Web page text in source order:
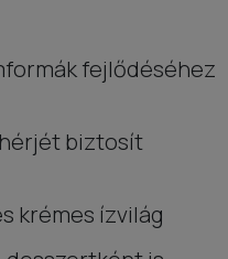
fejlődéséhez
biztosít
krémes ízvilág